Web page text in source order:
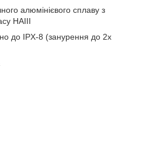
алюмінієвого сплаву з
HAIII
до IPX-8 (занурення до 2х